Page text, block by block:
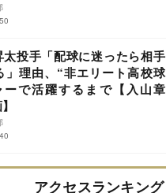
太投手「配球に迷ったら相手
」理由、“非エリート高校球
ーで活躍するまで【入山章
アクセスランキング